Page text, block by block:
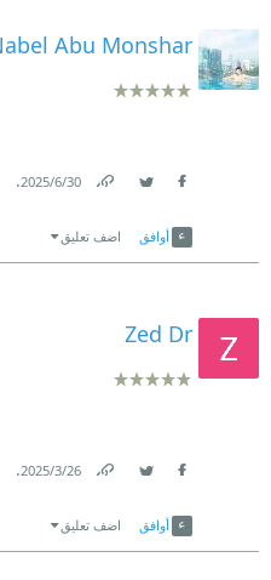
Abu Monshar
30‏/6‏/2025
.
أوافق اضف تعليق
Zed Dr
26‏/3‏/2025
.
أوافق اضف تعليق